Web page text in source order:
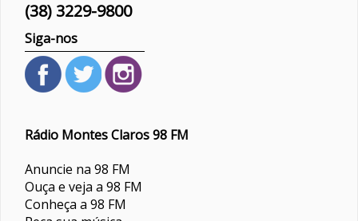
(38) 3229-9800
Siga-nos
Rádio Montes Claros 98 FM
Anuncie na 98 FM
Ouça e veja a 98 FM
Conheça a 98 FM